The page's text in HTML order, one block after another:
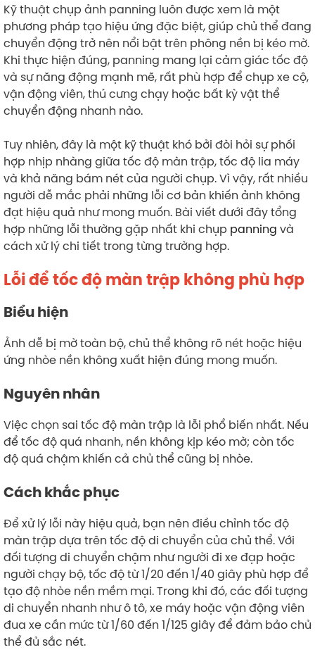
Kỹ thuật chụp ảnh panning luôn được xem là một
phương pháp tạo hiệu ứng đặc biệt, giúp chủ thể đang
chuyển động trở nên nổi bật trên phông nền bị kéo mờ.
Khi thực hiện đúng, panning mang lại cảm giác tốc độ
và sự năng động mạnh mẽ, rất phù hợp để chụp xe cộ,
vận động viên, thú cưng chạy hoặc bất kỳ vật thể
chuyển động nhanh nào.
Tuy nhiên, đây là một kỹ thuật khó bởi đòi hỏi sự phối
hợp nhịp nhàng giữa tốc độ màn trập, tốc độ lia máy
và khả năng bám nét của người chụp. Vì vậy, rất nhiều
người dễ mắc phải những lỗi cơ bản khiến ảnh không
đạt hiệu quả như mong muốn. Bài viết dưới đây tổng
hợp những lỗi thường gặp nhất khi chụp panning và
cách xử lý chi tiết trong từng trường hợp.
Lỗi để tốc độ màn trập không phù hợp
Biểu hiện
Ảnh dễ bị mờ toàn bộ, chủ thể không rõ nét hoặc hiệu
ứng nhòe nền không xuất hiện đúng mong muốn.
Nguyên nhân
Việc chọn sai tốc độ màn trập là lỗi phổ biến nhất. Nếu
để tốc độ quá nhanh, nền không kịp kéo mờ; còn tốc
độ quá chậm khiến cả chủ thể cũng bị nhòe.
Cách khắc phục
Để xử lý lỗi này hiệu quả, bạn nên điều chỉnh tốc độ
màn trập dựa trên tốc độ di chuyển của chủ thể. Với
đối tượng di chuyển chậm như người đi xe đạp hoặc
người chạy bộ, tốc độ từ 1/20 đến 1/40 giây phù hợp để
tạo độ nhòe nền mềm mại. Trong khi đó, các đối tượng
di chuyển nhanh như ô tô, xe máy hoặc vận động viên
đua xe cần mức từ 1/60 đến 1/125 giây để đảm bảo chủ
thể đủ sắc nét.